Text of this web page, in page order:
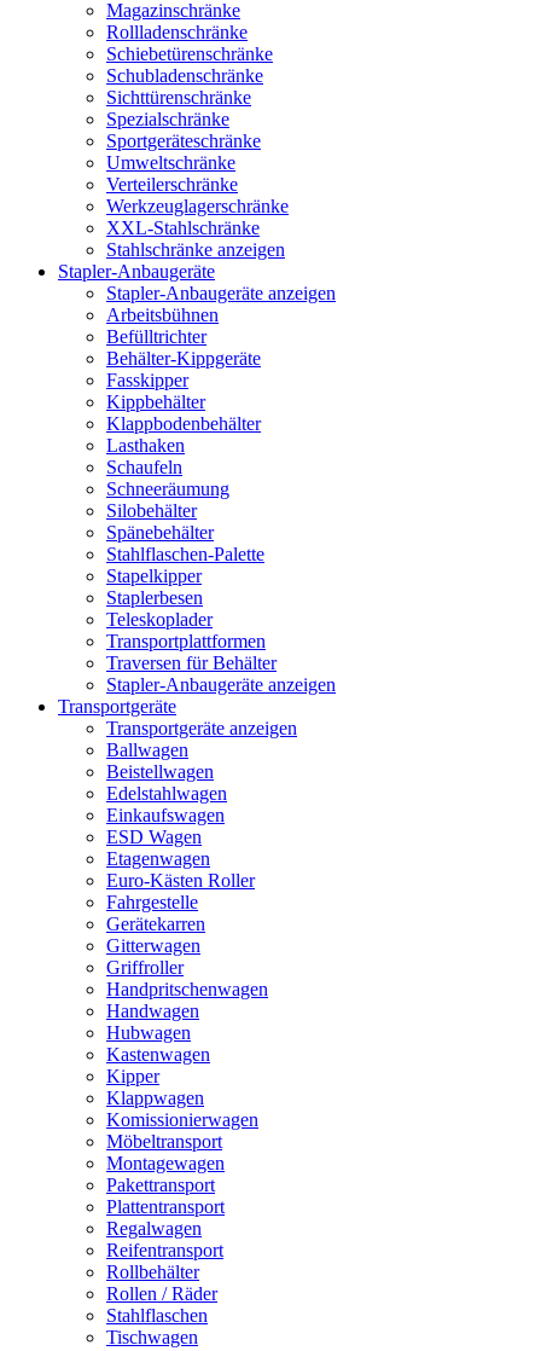
Magazinschränke
Rollladenschränke
Schiebetürenschränke
Schubladenschränke
Sichttürenschränke
Spezialschränke
Sportgeräteschränke
Umweltschränke
Verteilerschränke
Werkzeuglagerschränke
XXL-Stahlschränke
Stahlschränke anzeigen
Stapler-Anbaugeräte
Stapler-Anbaugeräte anzeigen
Arbeitsbühnen
Befülltrichter
Behälter-Kippgeräte
Fasskipper
Kippbehälter
Klappbodenbehälter
Lasthaken
Schaufeln
Schneeräumung
Silobehälter
Spänebehälter
Stahlflaschen-Palette
Stapelkipper
Staplerbesen
Teleskoplader
Transportplattformen
Traversen für Behälter
Stapler-Anbaugeräte anzeigen
Transportgeräte
Transportgeräte anzeigen
Ballwagen
Beistellwagen
Edelstahlwagen
Einkaufswagen
ESD Wagen
Etagenwagen
Euro-Kästen Roller
Fahrgestelle
Gerätekarren
Gitterwagen
Griffroller
Handpritschenwagen
Handwagen
Hubwagen
Kastenwagen
Kipper
Klappwagen
Komissionierwagen
Möbeltransport
Montagewagen
Pakettransport
Plattentransport
Regalwagen
Reifentransport
Rollbehälter
Rollen / Räder
Stahlflaschen
Tischwagen